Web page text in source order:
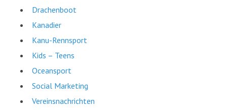
Drachenboot
Kanadier
Kanu-Rennsport
Kids – Teens
Oceansport
Social Marketing
Vereinsnachrichten